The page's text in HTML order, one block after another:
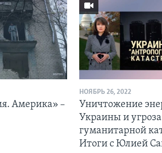
Америка» –
НОЯБРЬ 26, 2022
Уничтожение
Украины и угроза
гуманитарной
Итоги с Юлией